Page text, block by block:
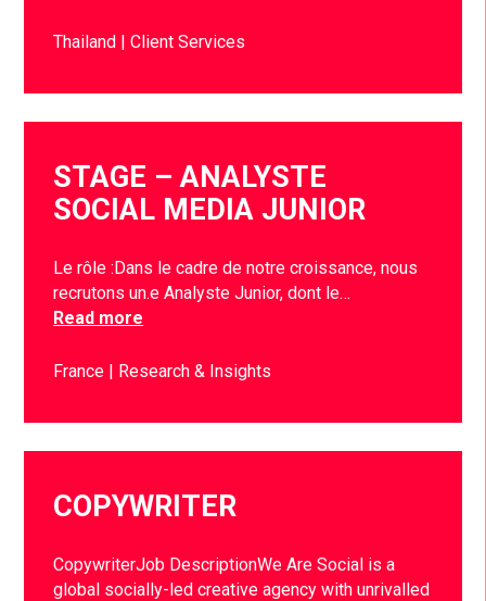
Thailand Client Services
STAGE – ANALYSTE
SOCIAL MEDIA JUNIOR
Le rôle :Dans le cadre de notre croissance, nous
recrutons un.e Analyste Junior, dont le…
Read more
France Research & Insights
COPYWRITER
CopywriterJob DescriptionWe Are Social is a
global socially-led creative agency with unrivalled